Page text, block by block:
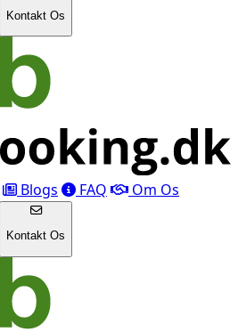
Kontakt Os
Blogs FAQ Om Os
Kontakt Os